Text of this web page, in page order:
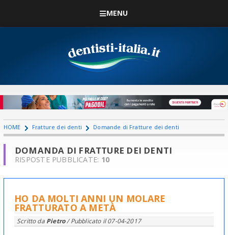
MENU
HOME Fratture dei denti Domande di Fratture dei denti
DOMANDA DI FRATTURE DEI DENTI
RISPOSTE PUBBLICATE: 10
HO DA MOLTI ANNI UN MOLARE
FRATTURATO A METÀ
Scritto da Pietro/ Pubblicato il07-04-2017